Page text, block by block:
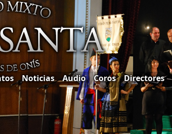
Noticias Audio Coros Directores